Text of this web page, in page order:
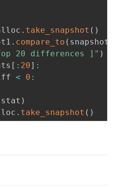
. take_snapshot ( )
. compare_to ( snapshot
20 differences ]" )
[ : 20] :
< 0 :
stat )
. take_snapshot ( )